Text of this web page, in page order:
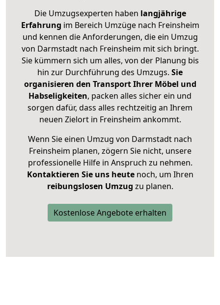
Die Umzugsexperten haben langjährige
Erfahrung im Bereich Umzüge nach Freinsheim
und kennen die Anforderungen, die ein Umzug
von Darmstadt nach Freinsheim mit sich bringt.
Sie kümmern sich um alles, von der Planung bis
hin zur Durchführung des Umzugs. Sie
organisieren den Transport Ihrer Möbel und
Habseligkeiten, packen alles sicher ein und
sorgen dafür, dass alles rechtzeitig an Ihrem
neuen Zielort in Freinsheim ankommt.
Wenn Sie einen Umzug von Darmstadt nach
Freinsheim planen, zögern Sie nicht, unsere
professionelle Hilfe in Anspruch zu nehmen.
Kontaktieren Sie uns heutenoch, um Ihren
reibungslosen Umzug zu planen.
Kostenlose Angebote erhalten